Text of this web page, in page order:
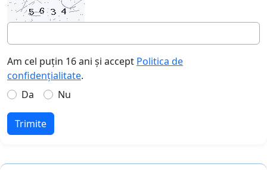
Am cel puțin 16 ani și accept Politica de
confidențialitate.
Da
Nu
Trimite